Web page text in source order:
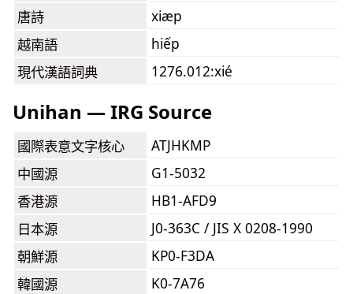
唐詩
xiæp
越南語
hiếp
現代漢語詞典
1276.012:xié
Unihan — IRG Source
國際表意文字核心
ATJHKMP
中國源
G1-5032
香港源
HB1-AFD9
日本源
J0-363C / JIS X 0208-1990
朝鮮源
KP0-F3DA
韓國源
K0-7A76